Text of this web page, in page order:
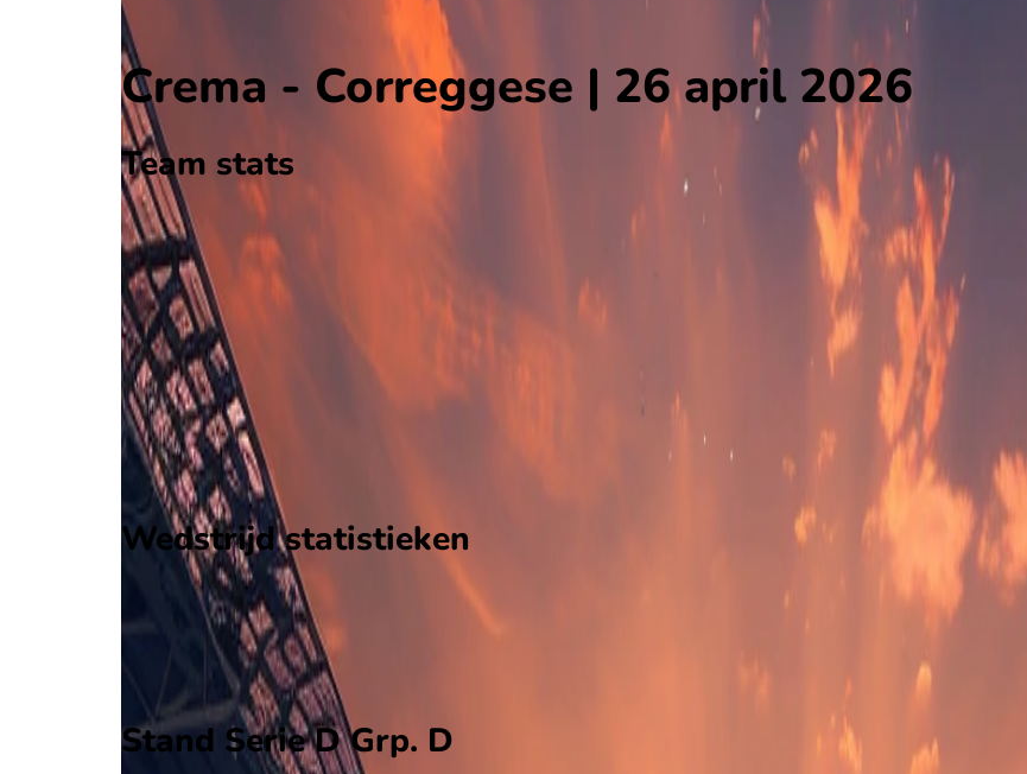
Voorbeschouwing
Crema - Correggese | 26 april 2026
Team stats
Crema
Crema
Correggese
Correggese
34aantal goals
9gewonnen
14verloren
vorm
Wedstrijd statistieken
Verloop
Statistieken
Eindscore (0 - 0)
Stand Serie D Grp. D